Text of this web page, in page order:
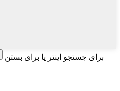
برای جستجو اینتر یا برای بستن